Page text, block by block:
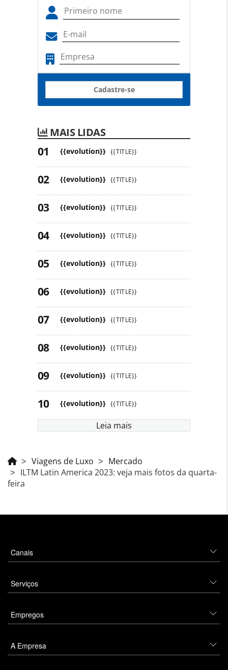
Cadastre-se
MAIS LIDAS
{{evolution}} {{TITLE}}
{{evolution}} {{TITLE}}
{{evolution}} {{TITLE}}
{{evolution}} {{TITLE}}
{{evolution}} {{TITLE}}
{{evolution}} {{TITLE}}
{{evolution}} {{TITLE}}
{{evolution}} {{TITLE}}
{{evolution}} {{TITLE}}
{{evolution}} {{TITLE}}
Leia mais
Viagens de Luxo
Mercado
ILTM Latin America 2023: veja mais fotos da quarta-
feira
Canais
Serviços
Empregos
A Empresa